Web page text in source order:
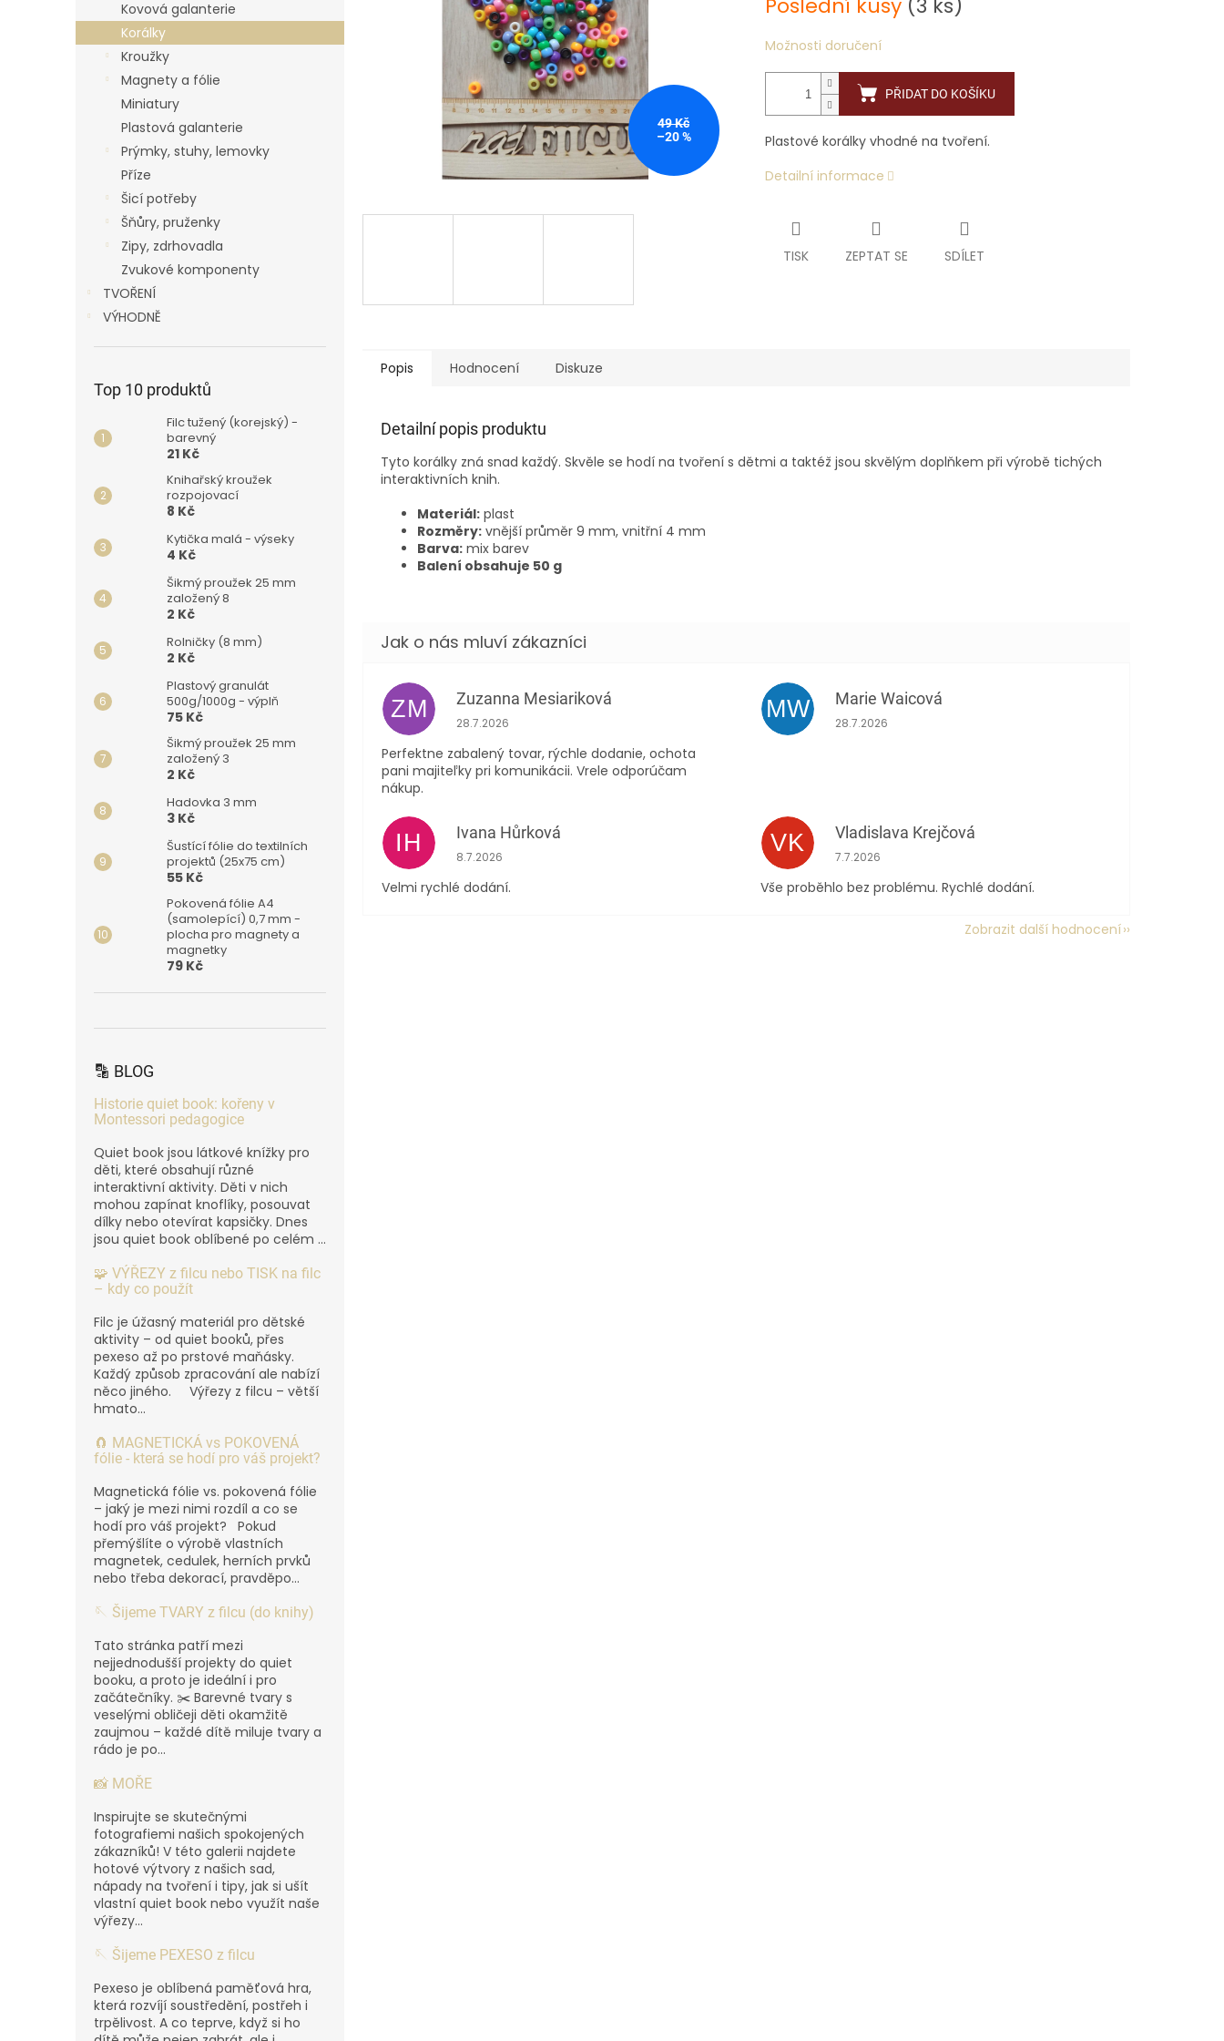
a
n
Kovová galanterie
Korálky
Kroužky
Magnety a fólie
Miniatury
Plastová galanterie
Prýmky, stuhy, lemovky
Příze
Šicí potřeby
Šňůry, pruženky
Zipy, zdrhovadla
Zvukové komponenty
TVOŘENÍ
VÝHODNĚ
Top 10 produktů
Filc tužený (korejský) -
barevný
21 Kč
Knihařský kroužek
rozpojovací
8 Kč
Kytička malá - výseky
4 Kč
Šikmý proužek 25 mm
založený 8
2 Kč
Rolničky (8 mm)
2 Kč
Plastový granulát
500g/1000g - výplň
75 Kč
Šikmý proužek 25 mm
založený 3
2 Kč
Hadovka 3 mm
3 Kč
Šustící fólie do textilních
projektů (25x75 cm)
55 Kč
Pokovená fólie A4
(samolepící) 0,7 mm -
plocha pro magnety a
magnetky
79 Kč
🔡 BLOG
Historie quiet book: kořeny v
Montessori pedagogice
Quiet book jsou látkové knížky pro
děti, které obsahují různé
interaktivní aktivity. Děti v nich
mohou zapínat knoflíky, posouvat
dílky nebo otevírat kapsičky. Dnes
jsou quiet book oblíbené po celém ...
🧩 VÝŘEZY z filcu nebo TISK na filc
– kdy co použít
Filc je úžasný materiál pro dětské
aktivity – od quiet booků, přes
pexeso až po prstové maňásky.
Každý způsob zpracování ale nabízí
něco jiného. Výřezy z filcu – větší
hmato...
🧲 MAGNETICKÁ vs POKOVENÁ
fólie - která se hodí pro váš projekt?
Magnetická fólie vs. pokovená fólie
– jaký je mezi nimi rozdíl a co se
hodí pro váš projekt? Pokud
přemýšlíte o výrobě vlastních
magnetek, cedulek, herních prvků
nebo třeba dekorací, pravděpo...
🪡 Šijeme TVARY z filcu (do knihy)
Tato stránka patří mezi
nejjednodušší projekty do quiet
booku, a proto je ideální i pro
začátečníky. ✂️ Barevné tvary s
veselými obličeji děti okamžitě
zaujmou – každé dítě miluje tvary a
rádo je po...
📸 MOŘE
Inspirujte se skutečnými
fotografiemi našich spokojených
zákazníků! V této galerii najdete
hotové výtvory z našich sad,
nápady na tvoření i tipy, jak si ušít
vlastní quiet book nebo využít naše
výřezy...
🪡 Šijeme PEXESO z filcu
Pexeso je oblíbená paměťová hra,
která rozvíjí soustředění, postřeh i
trpělivost. A co teprve, když si ho
49 Kč
–20 %
Poslední kusy (3 ks)
Možnosti doručení
PŘIDAT DO KOŠÍKU
Plastové korálky vhodné na tvoření.
Detailní informace
TISK ZEPTAT SE SDÍLET
Popis Hodnocení Diskuze
Detailní popis produktu
Tyto korálky zná snad každý. Skvěle se hodí na tvoření s dětmi a taktéž jsou skvělým doplňkem při výrobě tichých
interaktivních knih.
Materiál: plast
Rozměry: vnější průměr 9 mm, vnitřní 4 mm
Barva: mix barev
Balení obsahuje 50 g
ZM Zuzanna Mesiariková
Hodnocení obchodu je 5 z 5 hvězdiček.
28.7.2026
Perfektne zabalený tovar, rýchle dodanie, ochota
pani majiteľky pri komunikácii. Vrele odporúčam
nákup.
MW Marie Waicová
Hodnocení obchodu je 5 z 5 hvězdiček.
28.7.2026
IH Ivana Hůrková
Hodnocení obchodu je 5 z 5 hvězdiček.
8.7.2026
Velmi rychlé dodání.
VK Vladislava Krejčová
Hodnocení obchodu je 5 z 5 hvězdiček.
7.7.2026
Vše proběhlo bez problému. Rychlé dodání.
Zobrazit další hodnocení